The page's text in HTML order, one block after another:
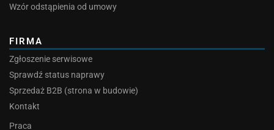
Wzór odstąpienia od umowy
FIRMA
Zgłoszenie serwisowe
Sprawdź status naprawy
Sprzedaż B2B (strona w budowie)
Kontakt
Praca